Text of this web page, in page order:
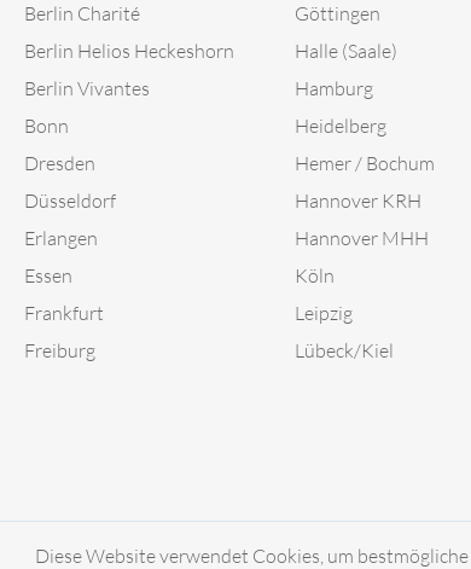
Diese Website verwendet Cookies, um
Berlin Charité
Berlin Helios Heckeshorn
Berlin Vivantes
Bonn
Dresden
Düsseldorf
Erlangen
Essen
Frankfurt
Freiburg
Göttingen
Halle (Saale)
Hamburg
Heidelberg
Hemer / Bochum
Hannover KRH
Hannover MHH
Köln
Leipzig
Lübeck/Kiel